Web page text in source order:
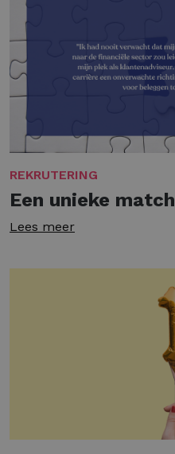
REKRUTERING
Een unieke match
Lees meer